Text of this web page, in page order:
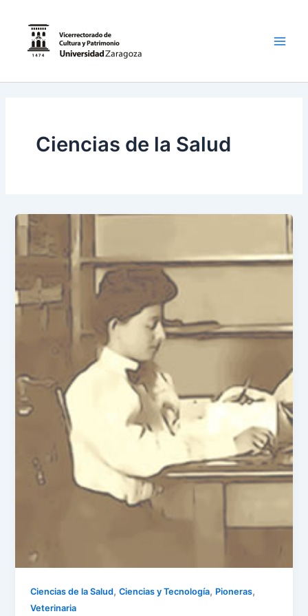
contenido
Ciencias de la Salud
Ciencias de la Salud,Ciencias y Tecnología, Pioneras,
Veterinaria